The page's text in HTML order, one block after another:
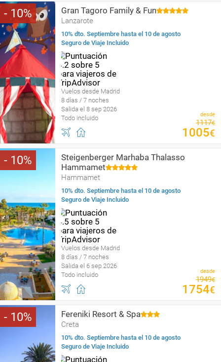
10 Gran Tagoro Family & Fun
Lanzarote
10% dto. Septiembre hasta el 10 de agosto
Seguro de Viaje Incluido
Vuelos desde Madrid
8 días / 7 noches
Salida el 8 sep 2026
Todo incluido
desde
1117€
1005€
10
Steigenberger Marhaba Thalasso
Hammamet
Hammamet
10% dto. Septiembre hasta el 10 de agosto
Seguro de Viaje Incluido
Vuelos desde Madrid
8 días / 7 noches
Salida el 6 sep 2026
Todo incluido
desde
1949€
1754€
10 Fereniki Resort & Spa
Creta
10% dto. Septiembre hasta el 10 de agosto
Seguro de Viaje Incluido